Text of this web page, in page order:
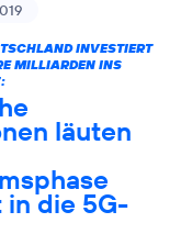
INVESTIERT
MILLIARDEN INS
läuten
in die 5G-